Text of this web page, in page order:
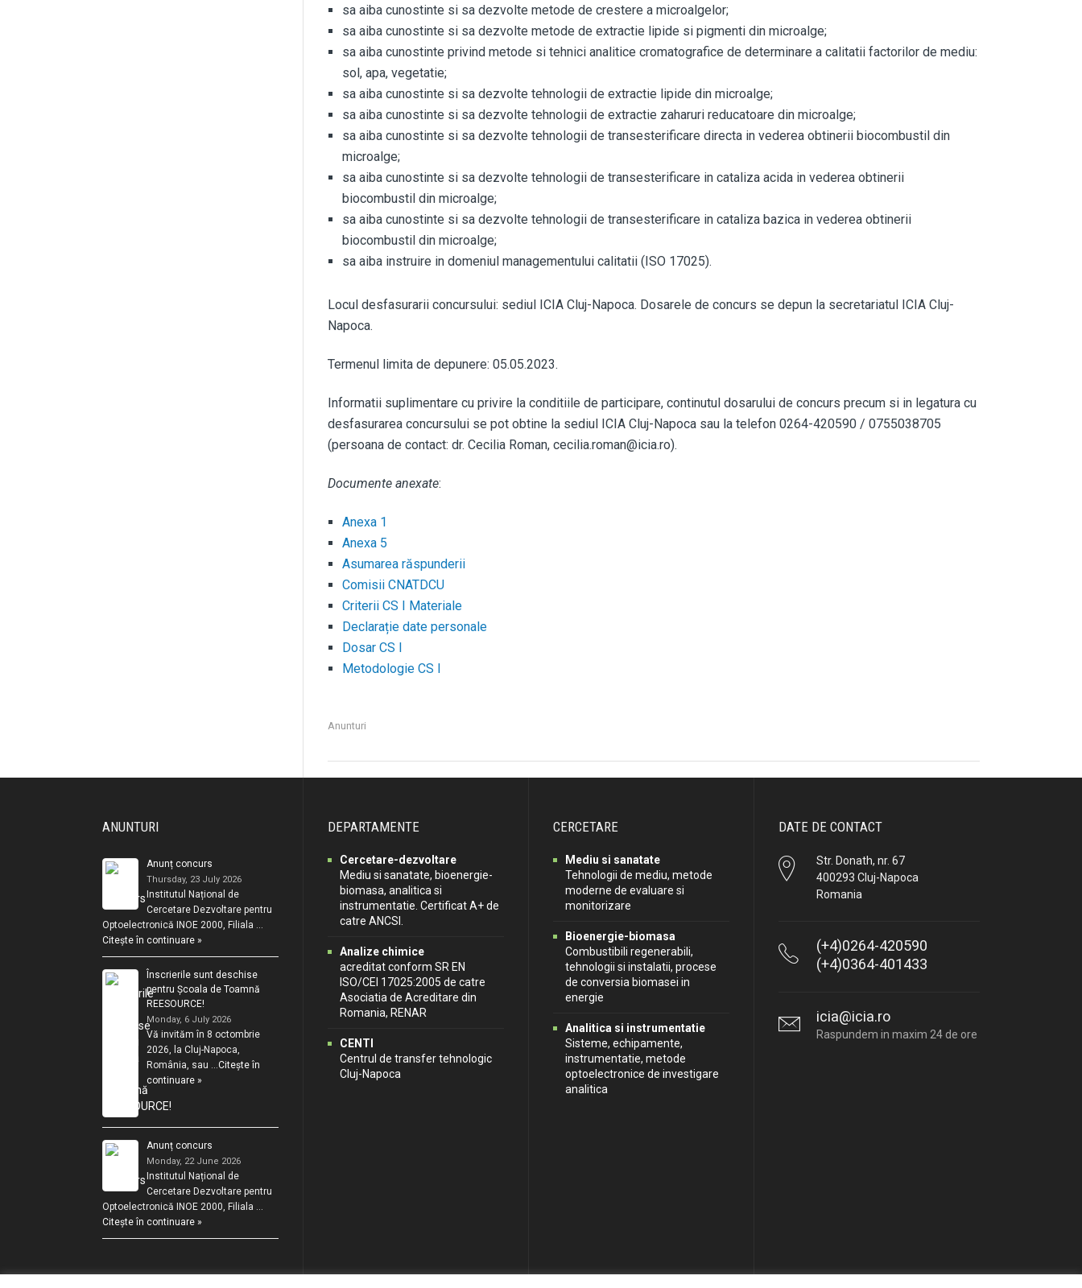
sa aiba cunostinte si sa dezvolte metode de crestere a microalgelor;
sa aiba cunostinte si sa dezvolte metode de extractie lipide si pigmenti din microalge;
sa aiba cunostinte privind metode si tehnici analitice cromatografice de determinare a calitatii factorilor de mediu:
sol, apa, vegetatie;
sa aiba cunostinte si sa dezvolte tehnologii de extractie lipide din microalge;
sa aiba cunostinte si sa dezvolte tehnologii de extractie zaharuri reducatoare din microalge;
sa aiba cunostinte si sa dezvolte tehnologii de transesterificare directa in vederea obtinerii biocombustil din
microalge;
sa aiba cunostinte si sa dezvolte tehnologii de transesterificare in cataliza acida in vederea obtinerii
biocombustil din microalge;
sa aiba cunostinte si sa dezvolte tehnologii de transesterificare in cataliza bazica in vederea obtinerii
biocombustil din microalge;
sa aiba instruire in domeniul managementului calitatii (ISO 17025).
Locul desfasurarii concursului: sediul ICIA Cluj-Napoca. Dosarele de concurs se depun la secretariatul ICIA Cluj-
Napoca.
Termenul limita de depunere: 05.05.2023.
Informatii suplimentare cu privire la conditiile de participare, continutul dosarului de concurs precum si in legatura cu
desfasurarea concursului se pot obtine la sediul ICIA Cluj-Napoca sau la telefon 0264-420590 / 0755038705
(persoana de contact: dr. Cecilia Roman, cecilia.roman@icia.ro).
Documente anexate:
Anexa 1
Anexa 5
Asumarea răspunderii
Comisii CNATDCU
Criterii CS I Materiale
Declarație date personale
Dosar CS I
Metodologie CS I
Anunturi
ANUNTURI
Anunț concurs
Thursday, 23 July 2026
Institutul Național de
Cercetare Dezvoltare pentru
Optoelectronică INOE 2000, Filiala …
Citește în continuare »
Înscrierile sunt deschise
pentru Școala de Toamnă
REESOURCE!
Monday, 6 July 2026
Vă invităm în 8 octombrie
2026, la Cluj-Napoca,
România, sau … Citește în
continuare »
Anunț concurs
Monday, 22 June 2026
Institutul Național de
Cercetare Dezvoltare pentru
Optoelectronică INOE 2000, Filiala …
Citește în continuare »
DEPARTAMENTE
Cercetare-dezvoltare
Mediu si sanatate, bioenergie-
biomasa, analitica si
instrumentatie. Certificat A+ de
catre ANCSI.
Analize chimice
acreditat conform SR EN
ISO/CEI 17025:2005 de catre
Asociatia de Acreditare din
Romania, RENAR
CENTI
Centrul de transfer tehnologic
Cluj-Napoca
CERCETARE
Mediu si sanatate
Tehnologii de mediu, metode
moderne de evaluare si
monitorizare
Bioenergie-biomasa
Combustibili regenerabili,
tehnologii si instalatii, procese
de conversia biomasei in
energie
Analitica si instrumentatie
Sisteme, echipamente,
instrumentatie, metode
optoelectronice de investigare
analitica
DATE DE CONTACT
Str. Donath, nr. 67
400293 Cluj-Napoca
Romania
(+4)0264-420590
(+4)0364-401433
icia@icia.ro
Raspundem in maxim 24 de ore